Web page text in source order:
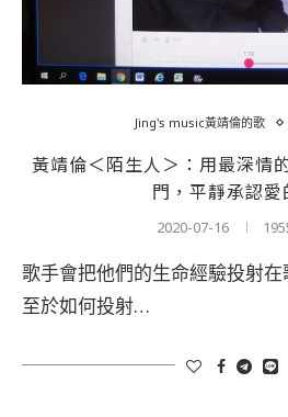
Jing's music黃靖倫的歌
黃靖倫＜陌生人＞：用最深情
門，平靜承認愛
2020-07-16
歌手會把他們的生命經驗投射在
至於如何投射…